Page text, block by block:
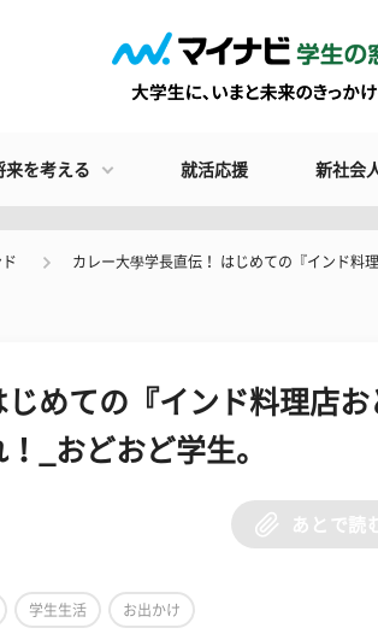
来を考える 就活応援 新社会
カレー大學学長直伝！ はじめての『インド料
めての『インド料理店お
_おどおど学生。
あとで読
学生生活 お出かけ